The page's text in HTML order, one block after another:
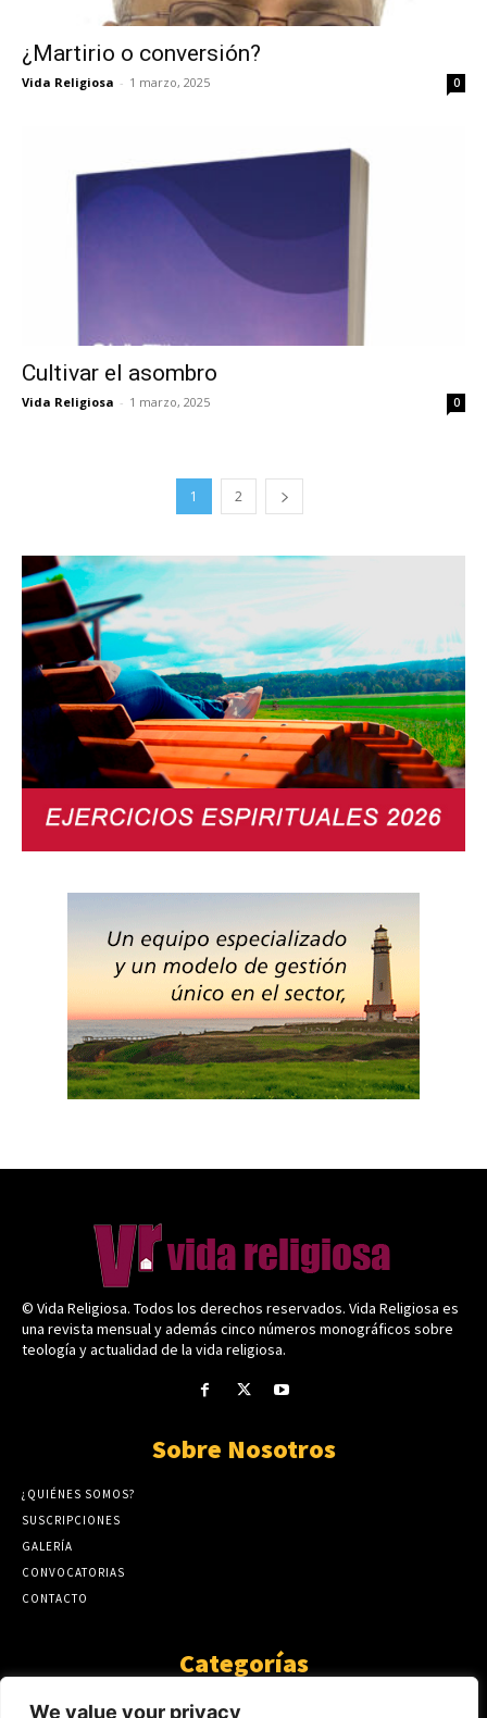
We value your privacy
¿Martirio o conversión?
Vida Religiosa - 1 marzo, 2025 0
Cultivar el asombro
Vida Religiosa - 1 marzo, 2025 0
1 2
© Vida Religiosa. Todos los derechos reservados. Vida Religiosa es
una revista mensual y además cinco números monográficos sobre
teología y actualidad de la vida religiosa.
Sobre Nosotros
¿QUIÉNES SOMOS?
SUSCRIPCIONES
GALERÍA
CONVOCATORIAS
CONTACTO
Categorías
ARTÍCULOS